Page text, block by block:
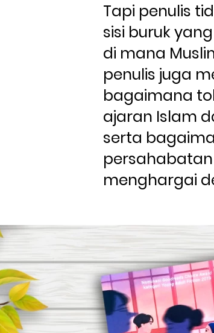
Tapi penulis
sisi buruk
di mana
penulis juga
bagaimana
ajaran Islam
serta
menghargai